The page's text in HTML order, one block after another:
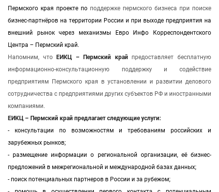
Пермского края проекте по поддержке пермского бизнеса при поиске
бизнес-партнёров на территории России и при выходе предприятия на
внешний рынок через механизмы Евро Инфо Корреспондентского
Центра – Пермский край.
Напомним, чтоЕИКЦ – Пермский крайпредоставляет бесплатную
информационно-консультационную поддержку и содействие
предприятиям Пермского края в установлении и развитии делового
сотрудничества с предприятиями других субъектов РФ и иностранными
компаниями.
ЕИКЦ – Пермский край предлагает следующие услуги:
- консультации по возможностям и требованиям российских и
зарубежных рынков;
- размещение информации о региональной организации, её бизнес-
предложений в межрегиональной и международной базах данных;
- поиск потенциальных партнеров в России и за рубежом;